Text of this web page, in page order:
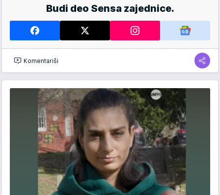
Budi deo Sensa zajednice.
Komentariši